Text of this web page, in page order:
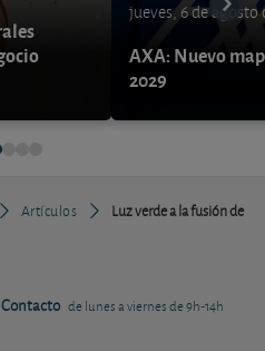
jueves, 6 de agosto
AXA: Nuevo
2029
Artículos
Luz verde a la fusión de
Contacto de lunes a viernes de 9h-14h